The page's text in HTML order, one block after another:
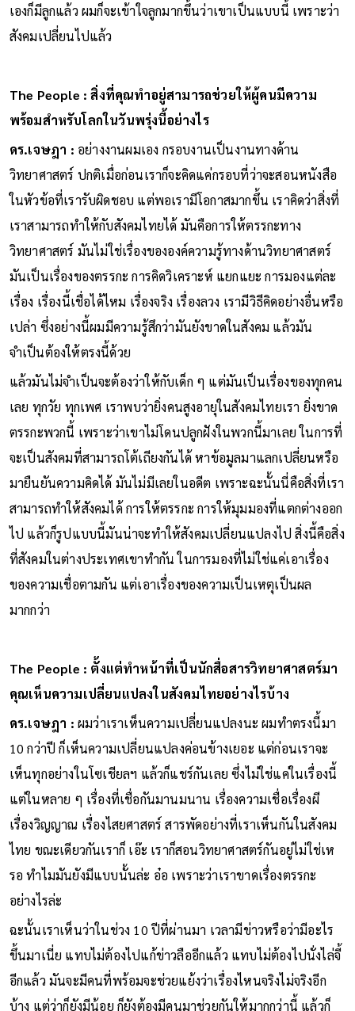
เองก็มีลูกแล้ว ผมก็จะเข้าใจลูกมากขึ้นว่าเขาเป็นแบบนี้ เพราะว่า
สังคมเปลี่ยนไปแล้ว
The People : สิ่งที่คุณทำอยู่สามารถช่วยให้ผู้คนมีความ
พร้อมสำหรับโลกในวันพรุ่งนี้อย่างไร
ดร.เจษฎา : อย่างงานผมเอง กรอบงานเป็นงานทางด้าน
วิทยาศาสตร์ ปกติเมื่อก่อนเราก็จะคิดแค่กรอบที่ว่าจะสอนหนังสือ
ในหัวข้อที่เรารับผิดชอบ แต่พอเรามีโอกาสมากขึ้น เราคิดว่าสิ่งที่
เราสามารถทำให้กับสังคมไทยได้ มันคือการให้ตรรกะทาง
วิทยาศาสตร์ มันไม่ใช่เรื่องขององค์ความรู้ทางด้านวิทยาศาสตร์
มันเป็นเรื่องของตรรกะ การคิดวิเคราะห์ แยกแยะ การมองแต่ละ
เรื่อง เรื่องนี้เชื่อได้ไหม เรื่องจริง เรื่องลวง เรามีวิธีคิดอย่างอื่นหรือ
เปล่า ซึ่งอย่างนี้ผมมีความรู้สึกว่ามันยังขาดในสังคม แล้วมัน
จำเป็นต้องให้ตรงนี้ด้วย
แล้วมันไม่จำเป็นจะต้องว่าให้กับเด็ก ๆ แต่มันเป็นเรื่องของทุกคน
เลย ทุกวัย ทุกเพศ เราพบว่ายิ่งคนสูงอายุในสังคมไทยเรา ยิ่งขาด
ตรรกะพวกนี้ เพราะว่าเขาไม่โดนปลูกฝังในพวกนี้มาเลย ในการที่
จะเป็นสังคมที่สามารถโต้เถียงกันได้ หาข้อมูลมาแลกเปลี่ยนหรือ
มายืนยันความคิดได้ มันไม่มีเลยในอดีต เพราะฉะนั้นนี่คือสิ่งที่เรา
สามารถทำให้สังคมได้ การให้ตรรกะ การให้มุมมองที่แตกต่างออก
ไป แล้วก็รูปแบบนี้มันน่าจะทำให้สังคมเปลี่ยนแปลงไป สิ่งนี้คือสิ่ง
ที่สังคมในต่างประเทศเขาทำกัน ในการมองที่ไม่ใช่แค่เอาเรื่อง
ของความเชื่อตามกัน แต่เอาเรื่องของความเป็นเหตุเป็นผล
มากกว่า
The People : ตั้งแต่ทำหน้าที่เป็นนักสื่อสารวิทยาศาสตร์มา
คุณเห็นความเปลี่ยนแปลงในสังคมไทยอย่างไรบ้าง
ดร.เจษฎา : ผมว่าเราเห็นความเปลี่ยนแปลงนะ ผมทำตรงนี้มา
10 กว่าปี ก็เห็นความเปลี่ยนแปลงค่อนข้างเยอะ แต่ก่อนเราจะ
เห็นทุกอย่างในโซเชียลฯ แล้วก็แชร์กันเลย ซึ่งไม่ใช่แค่ในเรื่องนี้
แต่ในหลาย ๆ เรื่องที่เชื่อกันมานมนาน เรื่องความเชื่อเรื่องผี
เรื่องวิญญาณ เรื่องไสยศาสตร์ สารพัดอย่างที่เราเห็นกันในสังคม
ไทย ขณะเดียวกันเราก็ เอ๊ะ เราก็สอนวิทยาศาสตร์กันอยู่ไม่ใช่เห
รอ ทำไมมันยังมีแบบนั้นล่ะ อ๋อ เพราะว่าเราขาดเรื่องตรรกะ
อย่างไรล่ะ
ฉะนั้นเราเห็นว่าในช่วง 10 ปีที่ผ่านมา เวลามีข่าวหรือว่ามีอะไร
ขึ้นมาเนี่ย แทบไม่ต้องไปแก้ข่าวลืออีกแล้ว แทบไม่ต้องไปนั่งไล่จี้
อีกแล้ว มันจะมีคนที่พร้อมจะช่วยแย้งว่าเรื่องไหนจริงไม่จริงอีก
บ้าง แต่ว่าก็ยังมีน้อย ก็ยังต้องมีคนมาช่วยกันให้มากกว่านี้ แล้วก็